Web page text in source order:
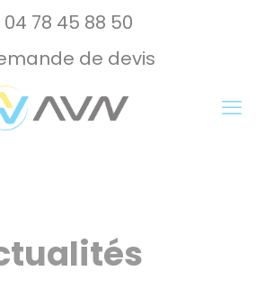
04 78 45 88 50
de devis